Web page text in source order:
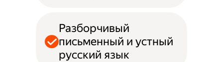
Разборчивый
письменный и устный
русский язык